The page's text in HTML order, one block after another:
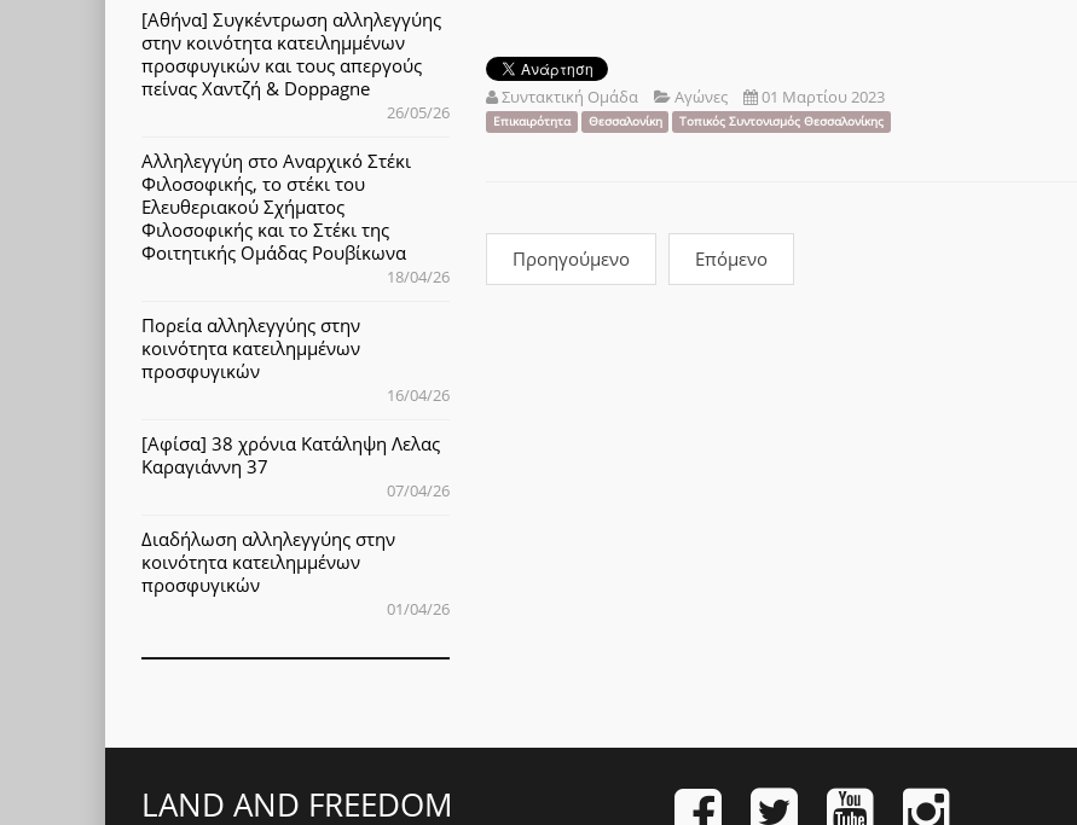
Συντακτική Ομάδα Αγώνες 01 Μαρτίου 2023
Επικαιρότητα Θεσσαλονίκη Τοπικός Συντονισμός Θεσσαλονίκης
Προηγούμενο Επόμενο
[Αθήνα] Συγκέντρωση αλληλεγγύης
στην κοινότητα κατειλημμένων
προσφυγικών και τους απεργούς
πείνας Χαντζή & Doppagne
26/05/26
Αλληλεγγύη στο Αναρχικό Στέκι
Φιλοσοφικής, το στέκι του
Ελευθεριακού Σχήματος
Φιλοσοφικής και το Στέκι της
Φοιτητικής Ομάδας Ρουβίκωνα
18/04/26
Πορεία αλληλεγγύης στην
κοινότητα κατειλημμένων
προσφυγικών
16/04/26
[Αφίσα] 38 χρόνια Κατάληψη Λελας
Καραγιάννη 37
07/04/26
Διαδήλωση αλληλεγγύης στην
κοινότητα κατειλημμένων
προσφυγικών
01/04/26
LAND AND FREEDOM